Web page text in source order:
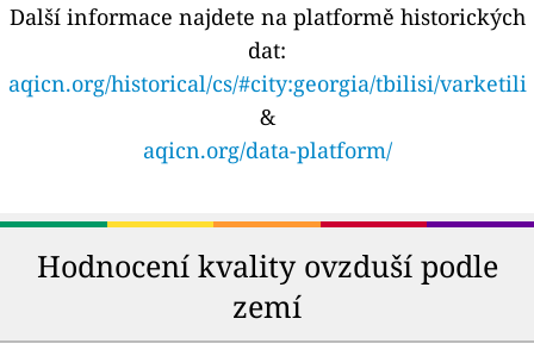
Další informace najdete na platformě historických
dat:
aqicn.org/historical/cs/#city:georgia/tbilisi/varketili
&
aqicn.org/data-platform/
Hodnocení kvality ovzduší podle
zemí